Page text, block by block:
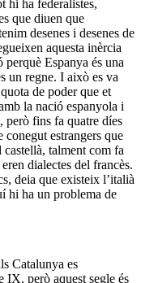
hi ha federalistes,
que diuen que
desenes i desenes de
aquesta inèrcia
Espanya és una
un regne. I això es va
de poder que et
la nació espanyola i
però fins fa quatre díes
conegut estrangers que
talment com fa
dialectes del francès.
deia que existeix l’italià
hi ha un problema de
Catalunya es
IX, però aquest segle és